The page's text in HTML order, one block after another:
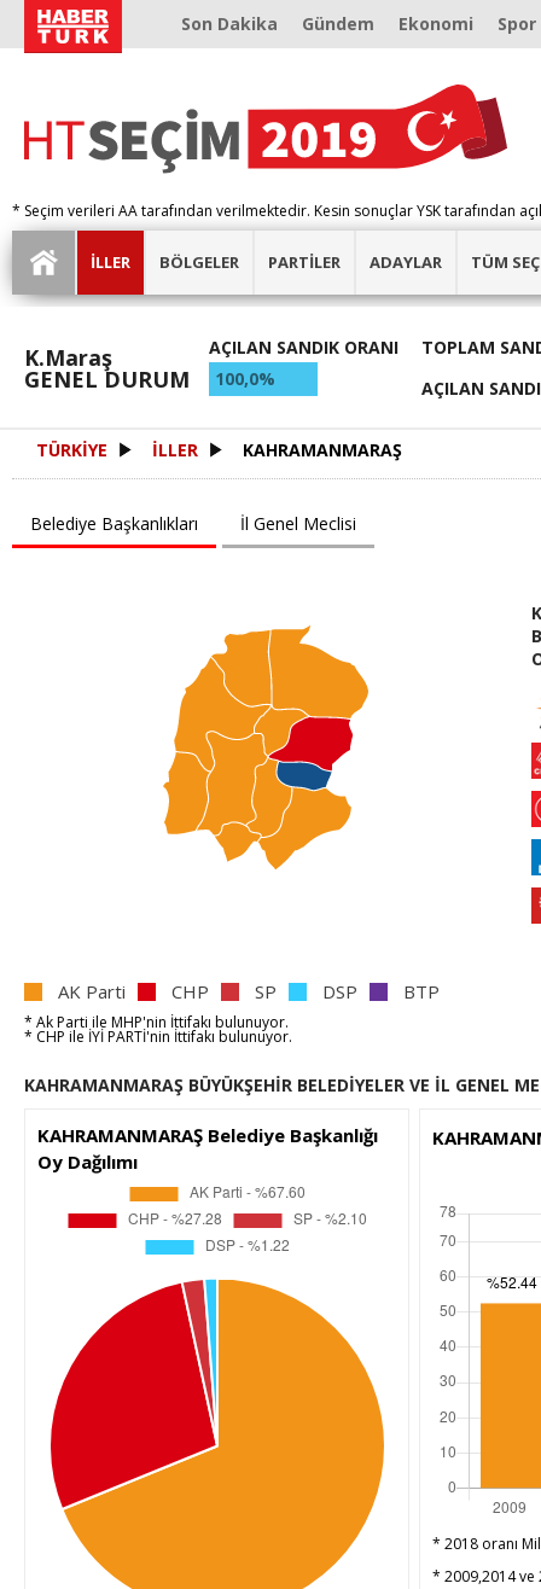
Son Dakika Gündem Ekonomi Spor
* Seçim verileri AA tarafından verilmektedir. Kesin sonuçlar YSK tarafından
İLLER BÖLGELER PARTİLER ADAYLAR TÜM
K.Maraş
GENEL DURUM
AÇILAN SANDIK ORANI
100,0%
TOPLAM
AÇILAN
TÜRKİYE İLLER KAHRAMANMARAŞ
Belediye Başkanlıkları İl Genel Meclisi
AK Parti CHP SP DSP BTP
* Ak Parti ile MHP'nin İttifakı bulunuyor.
* CHP ile İYİ PARTİ'nin İttifakı bulunuyor.
KAHRAMANMARAŞ BÜYÜKŞEHİR BELEDİYELER VE İL GENEL
KAHRAMANMARAŞ Belediye Başkanlığı
Oy Dağılımı
* 2018 oranı
* 2009,2014 ve